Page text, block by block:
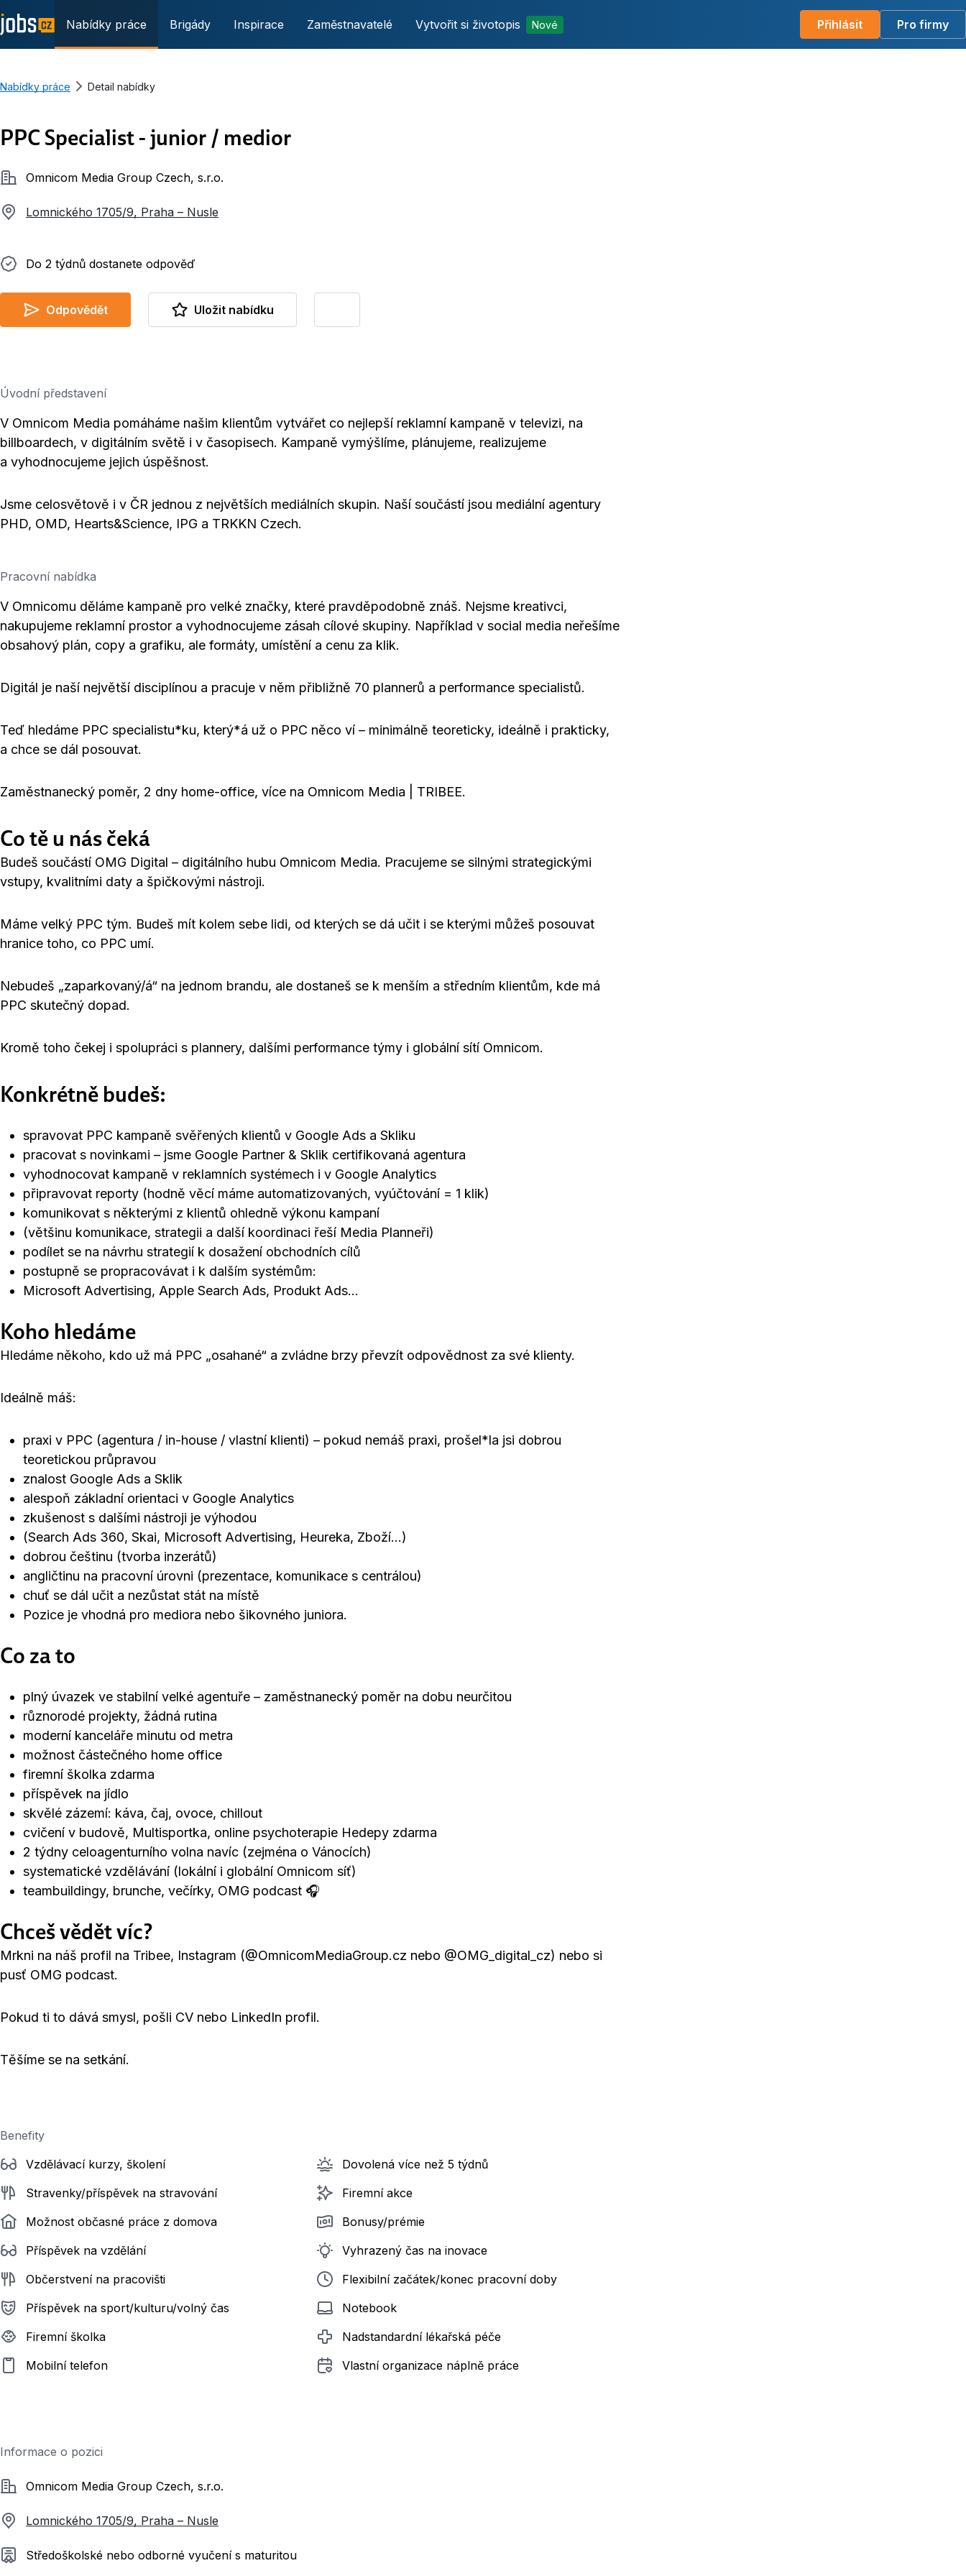
Nabídky práce Brigády Inspirace Zaměstnavatelé Vytvořit si životopis Nové Přihlásit Pro firmy
Nabídky práce Detail nabídky
PPC Specialist - junior / medior
SpolečnostOmnicom Media Group Czech, s.r.o.
Lomnického 1705/9, Praha – Nusle
Do 2 týdnů dostanete odpověď
Do 2 týdnů dostanete odpověď
Odpovědět Uložit nabídku
Úvodní představení
V Omnicom Media pomáháme našim klientům vytvářet co nejlepší reklamní kampaně v televizi, na
billboardech, v digitálním světě i v časopisech. Kampaně vymýšlíme, plánujeme, realizujeme
a vyhodnocujeme jejich úspěšnost.
Jsme celosvětově i v ČR jednou z největších mediálních skupin. Naší součástí jsou mediální agentury
PHD, OMD, Hearts&Science, IPG a TRKKN Czech.
Pracovní nabídka
V Omnicomu děláme kampaně pro velké značky, které pravděpodobně znáš. Nejsme kreativci,
nakupujeme reklamní prostor a vyhodnocujeme zásah cílové skupiny. Například v social media neřešíme
obsahový plán, copy a grafiku, ale formáty, umístění a cenu za klik.
Digitál je naší největší disciplínou a pracuje v něm přibližně 70 plannerů a performance specialistů.
Teď hledáme PPC specialistu*ku, který*á už o PPC něco ví – minimálně teoreticky, ideálně i prakticky,
a chce se dál posouvat.
Zaměstnanecký poměr, 2 dny home-office, více na Omnicom Media | TRIBEE.
Co tě u nás čeká
Budeš součástí OMG Digital – digitálního hubu Omnicom Media. Pracujeme se silnými strategickými
vstupy, kvalitními daty a špičkovými nástroji.
Máme velký PPC tým. Budeš mít kolem sebe lidi, od kterých se dá učit i se kterými můžeš posouvat
hranice toho, co PPC umí.
Nebudeš „zaparkovaný/á“ na jednom brandu, ale dostaneš se k menším a středním klientům, kde má
PPC skutečný dopad.
Kromě toho čekej i spolupráci s plannery, dalšími performance týmy i globální sítí Omnicom.
Konkrétně budeš:
spravovat PPC kampaně svěřených klientů v Google Ads a Skliku
pracovat s novinkami – jsme Google Partner & Sklik certifikovaná agentura
vyhodnocovat kampaně v reklamních systémech i v Google Analytics
připravovat reporty (hodně věcí máme automatizovaných, vyúčtování = 1 klik)
komunikovat s některými z klientů ohledně výkonu kampaní
(většinu komunikace, strategii a další koordinaci řeší Media Planneři)
podílet se na návrhu strategií k dosažení obchodních cílů
postupně se propracovávat i k dalším systémům:
Microsoft Advertising, Apple Search Ads, Produkt Ads…
Koho hledáme
Hledáme někoho, kdo už má PPC „osahané“ a zvládne brzy převzít odpovědnost za své klienty.
Ideálně máš:
praxi v PPC (agentura / in-house / vlastní klienti) – pokud nemáš praxi, prošel*la jsi dobrou
teoretickou průpravou
znalost Google Ads a Sklik
alespoň základní orientaci v Google Analytics
zkušenost s dalšími nástroji je výhodou
(Search Ads 360, Skai, Microsoft Advertising, Heureka, Zboží…)
dobrou češtinu (tvorba inzerátů)
angličtinu na pracovní úrovni (prezentace, komunikace s centrálou)
chuť se dál učit a nezůstat stát na místě
Pozice je vhodná pro mediora nebo šikovného juniora.
Co za to
plný úvazek ve stabilní velké agentuře – zaměstnanecký poměr na dobu neurčitou
různorodé projekty, žádná rutina
moderní kanceláře minutu od metra
možnost částečného home office
firemní školka zdarma
příspěvek na jídlo
skvělé zázemí: káva, čaj, ovoce, chillout
cvičení v budově, Multisportka, online psychoterapie Hedepy zdarma
2 týdny celoagenturního volna navíc (zejména o Vánocích)
systematické vzdělávání (lokální i globální Omnicom síť)
teambuildingy, brunche, večírky, OMG podcast 🎧
Chceš vědět víc?
Mrkni na náš profil na Tribee, Instagram (@OmnicomMediaGroup.cz nebo @OMG_digital_cz) nebo si
pusť OMG podcast.
Pokud ti to dává smysl, pošli CV nebo LinkedIn profil.
Těšíme se na setkání.
Benefity
Vzdělávací kurzy, školení
Stravenky/příspěvek na stravování
Možnost občasné práce z domova
Příspěvek na vzdělání
Občerstvení na pracovišti
Příspěvek na sport/kulturu/volný čas
Firemní školka
Mobilní telefon
Dovolená více než 5 týdnů
Firemní akce
Bonusy/prémie
Vyhrazený čas na inovace
Flexibilní začátek/konec pracovní doby
Notebook
Nadstandardní lékařská péče
Vlastní organizace náplně práce
Informace o pozici
SpolečnostOmnicom Media Group Czech, s.r.o.
Lomnického 1705/9, Praha – Nusle
Požadované vzdělání
Středoškolské nebo odborné vyučení s maturitou